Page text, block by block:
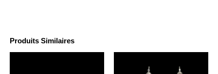
Produits Similaires